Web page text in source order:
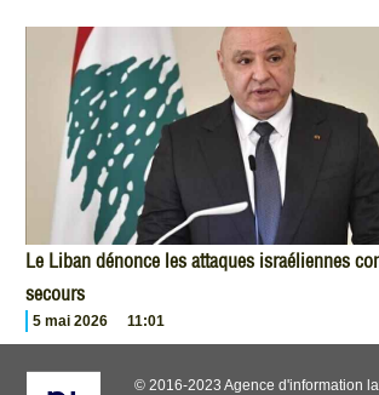
Le Liban dénonce les attaques israéliennes
secours
5 mai 2026 11:01
© 2016-2023 Agence d'information